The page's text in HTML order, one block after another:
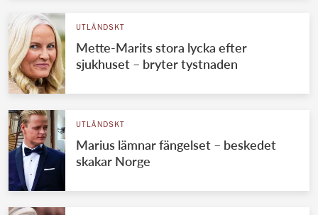
UTLÄNDSKT
Mette-Marits stora lycka efter
sjukhuset – bryter tystnaden
UTLÄNDSKT
Marius lämnar fängelset – beskedet
skakar Norge